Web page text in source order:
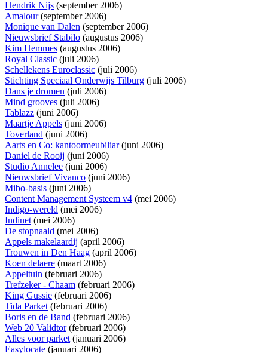
Hendrik Nijs (september 2006)
Amalour(september 2006)
Monique van Dalen (september 2006)
Nieuwsbrief Stabilo (augustus 2006)
Kim Hemmes (augustus 2006)
Royal Classic (juli 2006)
Schellekens Euroclassic (juli 2006)
Stichting Speciaal Onderwijs Tilburg (juli 2006)
Dans je dromen (juli 2006)
Mind grooves (juli 2006)
Tablazz (juni 2006)
Maartje Appels (juni 2006)
Toverland (juni 2006)
Aarts en Co: kantoormeubiliar(juni 2006)
Daniel de Rooij (juni 2006)
Studio Annelee (juni 2006)
Nieuwsbrief Vivanco (juni 2006)
Mibo-basis (juni 2006)
Content Management Systeem v4 (mei 2006)
Indigo-wereld (mei 2006)
Indinet(mei 2006)
De stopnaald (mei 2006)
Appels makelaardij (april 2006)
Trouwen in Den Haag (april 2006)
Koen delaere (maart 2006)
Appeltuin (februari 2006)
Trefzeker - Chaam (februari 2006)
King Gussie (februari 2006)
Tida Parket(februari 2006)
Boris en de Band (februari 2006)
Web 20 Validtor(februari 2006)
Alles voor parket(januari 2006)
Easylocate (januari 2006)